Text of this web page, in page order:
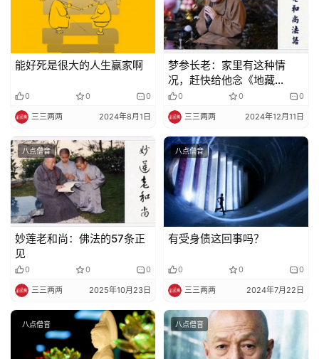
能好死是很大的人生赢家啊
0 0 0
三三两两 2024年8月1日
梦参长老：家里有这种情
况，赶快给他念《地藏
经》、做好事
0 0 0
三三两两 2024年12月11日
八点僧音
妙莲老和尚：佛法的57条正
见
0 0 0
三三两两 2025年10月23日
八点僧音
有受身债这回事吗？
0 0 0
三三两两 2024年7月22日
八点僧音 八点僧音